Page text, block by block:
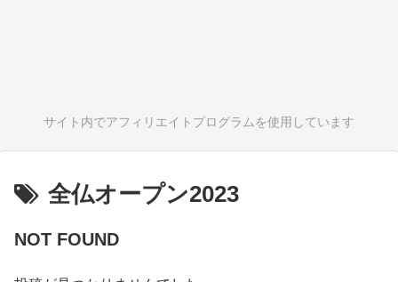
サイト内でアフィリエイトプログラムを使用しています
全仏オープン2023
NOT FOUND